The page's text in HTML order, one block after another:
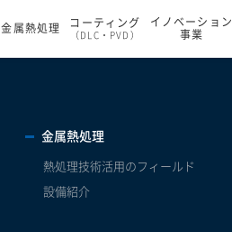
金属熱処理 コーティング
（DLC・PVD）
イノベーション
事業
金属熱処理
熱処理技術活用のフィールド
設備紹介